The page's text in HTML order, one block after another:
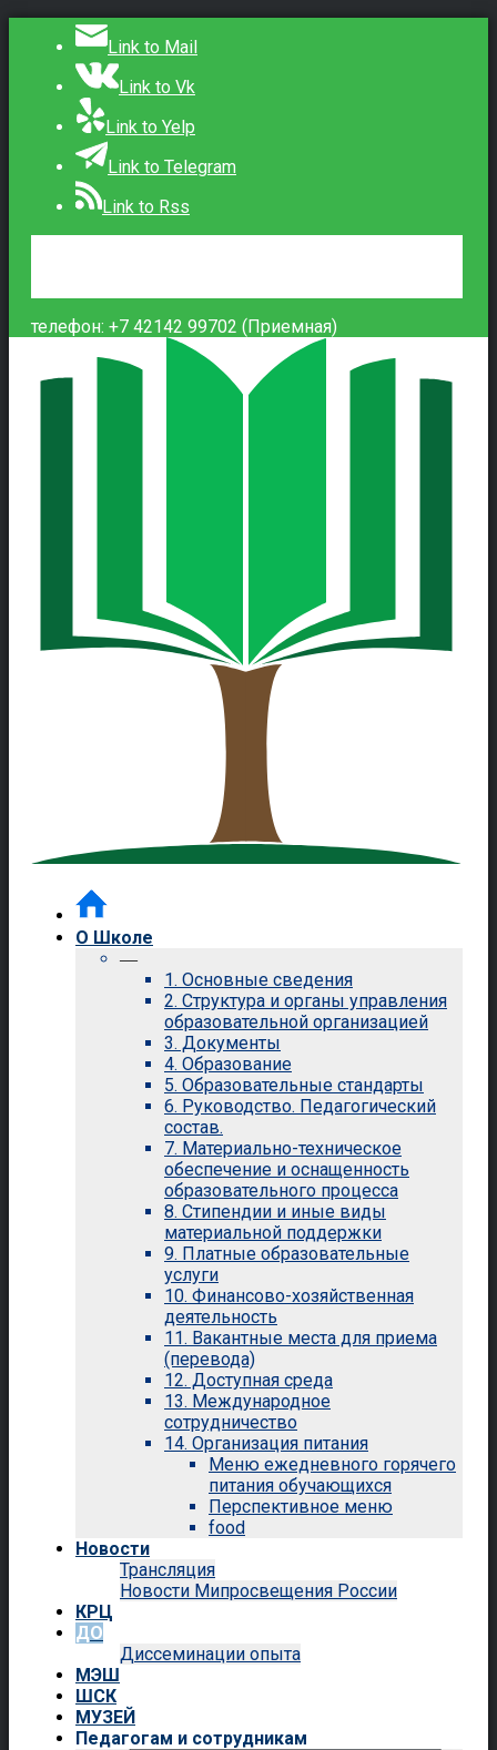
Link to Mail
Link to Vk
Link to Yelp
Link to Telegram
Link to Rss
телефон: +7 42142 99702 (Приемная)
О Школе
—
1. Основные сведения
2. Структура и органы управления
образовательной организацией
3. Документы
4. Образование
5. Образовательные стандарты
6. Руководство. Педагогический
состав.
7. Материально-техническое
обеспечение и оснащенность
образовательного процесса
8. Стипендии и иные виды
материальной поддержки
9. Платные образовательные
услуги
10. Финансово-хозяйственная
деятельность
11. Вакантные места для приема
(перевода)
12. Доступная среда
13. Международное
сотрудничество
14. Организация питания
Меню ежедневного горячего
питания обучающихся
Перспективное меню
food
Новости
Трансляция
Новости Мипросвещения России
КРЦ
ДО
Диссеминации опыта
МЭШ
ШСК
МУЗЕЙ
Педагогам и сотрудникам